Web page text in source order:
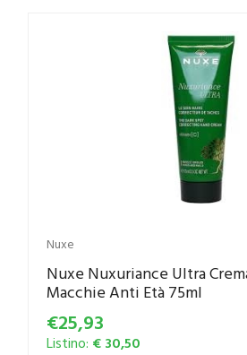
Nuxe
Nuxe Nuxuriance Ultra
Macchie Anti Età 75ml
€25,93
Listino: € 30,50